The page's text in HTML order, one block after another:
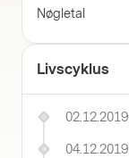
Nøgletal
Livscyklus
02.12.2019
04.12.2019